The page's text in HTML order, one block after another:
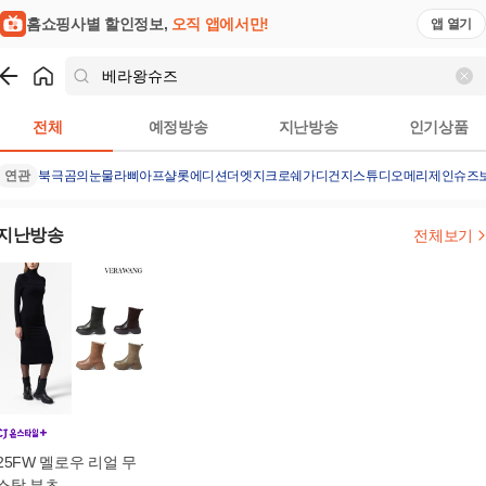
홈쇼핑사별 할인정보, 오직 앱에서만! 앱 열기
전체 예정방송 지난방송 인기상품
연관 북극곰의눈물라삐아프샬롯에디션더엣지크로쉐가디건지스튜디오메리제인슈즈
난방송 전체보기
멜로우 리얼 무